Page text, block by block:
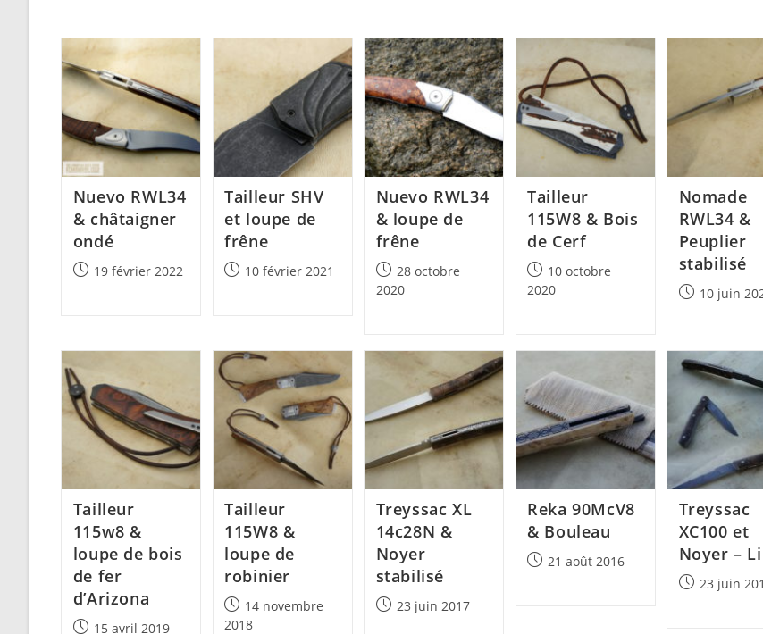
Nuevo RWL34
& châtaigner
ondé
Post19 février 2022
Tailleur SHV
et loupe de
frêne
Post10 février 2021
Nuevo RWL34
& loupe de
frêne
Post
published:
28 octobre
2020
Tailleur
115W8 & Bois
de Cerf
Post
published:
10 octobre
2020
Nomade
RWL34 &
Peuplier
stabilisé
Post10 juin
Tailleur
115w8 &
loupe de bois
de fer
d’Arizona
Post15 avril 2019
Tailleur
115W8 &
loupe de
robinier
Post
published:
14 novembre
2018
Treyssac XL
14c28N &
Noyer
stabilisé
Post23 juin 2017
Reka 90McV8
& Bouleau
Post21 août 2016
Treyssac
XC100 et
Noyer –
Post23 juin